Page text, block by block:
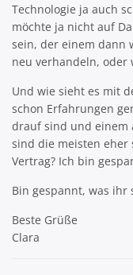
Technologie ja auch
möchte ja nicht auf
sein, der einem dann
neu verhandeln, oder
Und wie sieht es mit
schon Erfahrungen
drauf sind und einem
sind die meisten
Vertrag? Ich bin
Bin gespannt, was ihr
Beste Grüße
Clara